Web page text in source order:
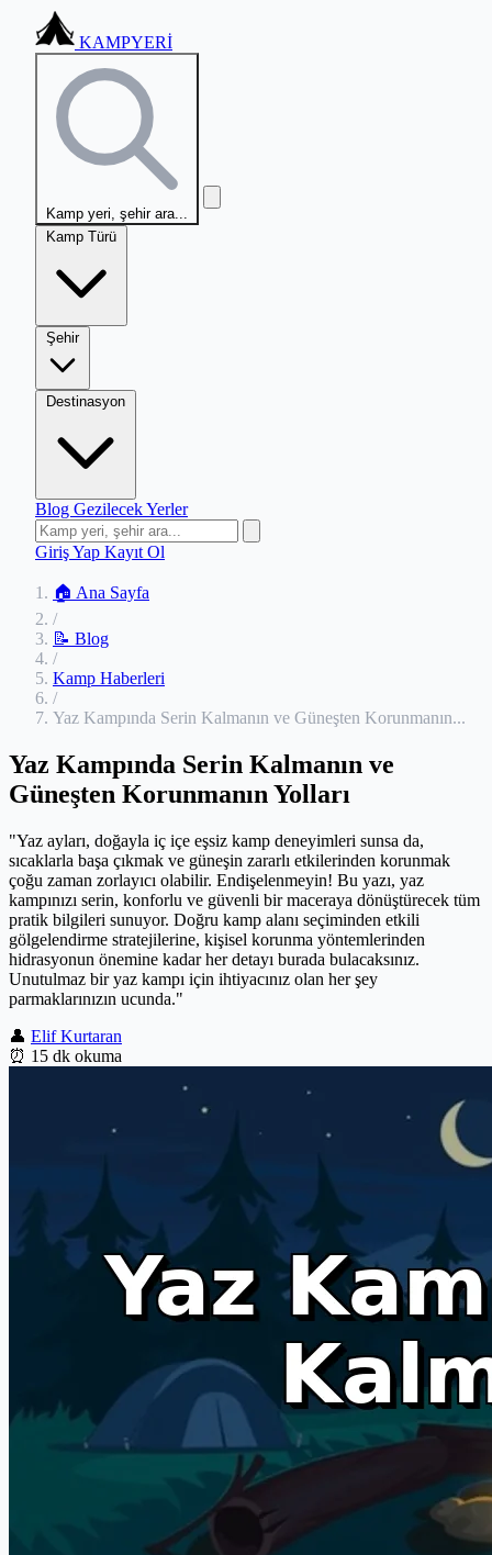
KAMPYERİ
Kamp yeri, şehir ara...
Kamp Türü
Şehir
Destinasyon
Blog Gezilecek Yerler
Giriş Yap Kayıt Ol
🏠 Ana Sayfa
/
📝 Blog
/
Kamp Haberleri
/
Yaz Kampında Serin Kalmanın ve Güneşten Korunmanın...
Yaz Kampında Serin Kalmanın ve
Güneşten Korunmanın Yolları
"Yaz ayları, doğayla iç içe eşsiz kamp deneyimleri sunsa da,
sıcaklarla başa çıkmak ve güneşin zararlı etkilerinden korunmak
çoğu zaman zorlayıcı olabilir. Endişelenmeyin! Bu yazı, yaz
kampınızı serin, konforlu ve güvenli bir maceraya dönüştürecek tüm
pratik bilgileri sunuyor. Doğru kamp alanı seçiminden etkili
gölgelendirme stratejilerine, kişisel korunma yöntemlerinden
hidrasyonun önemine kadar her detayı burada bulacaksınız.
Unutulmaz bir yaz kampı için ihtiyacınız olan her şey
parmaklarınızın ucunda."
👤 Elif Kurtaran
⏰ 15 dk okuma